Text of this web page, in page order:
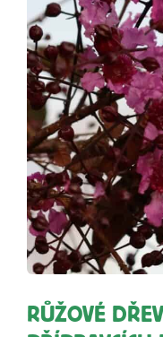
RŮŽOVÉ